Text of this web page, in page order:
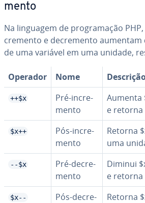
mento
Na linguagem de pro­gra­ma­ção
cre­mento e de­cre­mento
de uma variável em uma unidade,
Operador Nome
++$x
Pré-in­cre­
mento
Aumenta
e retorna
$x++
Pós-in­cre­
mento
Retorna
uma
--$x
Pré-de­cre­
mento
Diminui
e retorna
$x--
Pós-de­cre­
Retorna